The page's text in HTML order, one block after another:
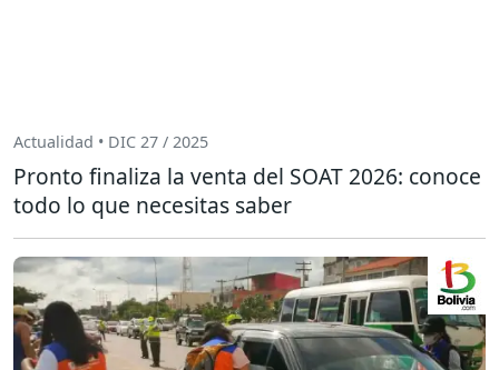
Actualidad • DIC 27 / 2025
Pronto finaliza la venta del SOAT 2026: conoce
todo lo que necesitas saber